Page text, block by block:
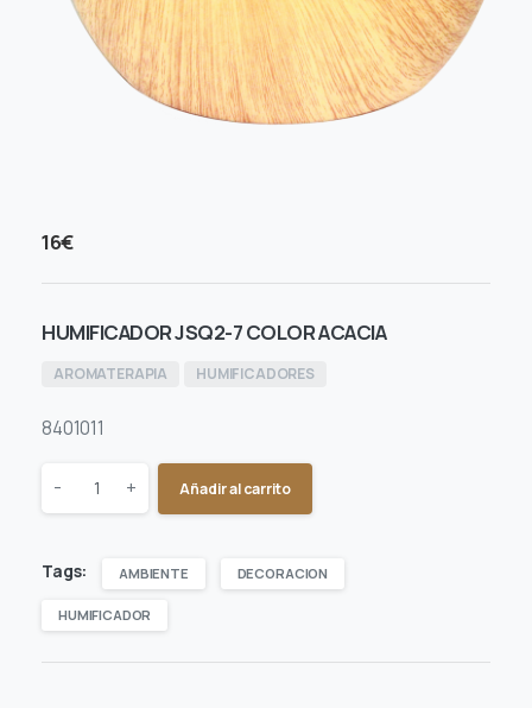
16€
HUMIFICADOR JSQ2-7 COLOR ACACIA
AROMATERAPIA HUMIFICADORES
8401011
Quantity
- + Añadir al carrito
Tags: AMBIENTE DECORACION
HUMIFICADOR